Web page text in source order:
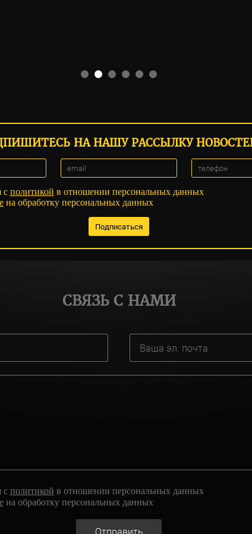
НА НАШУ РАССЫЛКУ
с политикой в отношении персональных данных
на обработку персональных данных
СВЯЗЬ С НАМИ
с политикой в отношении персональных данных
на обработку персональных данных
Отправить